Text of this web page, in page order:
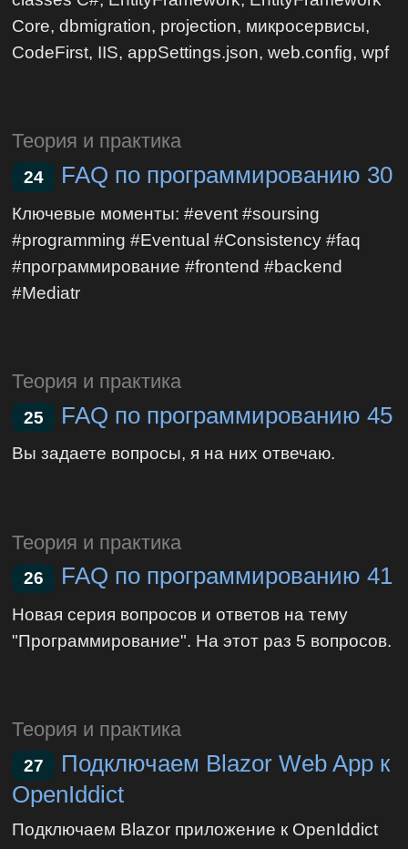
Core, dbmigration, projection, микросервисы,
CodeFirst, IIS, appSettings.json, web.config, wpf
Теория и практика
24 FAQ по программированию 30
Ключевые моменты: #event #soursing
#programming #Eventual #Consistency #faq
#программирование #frontend #backend
#Mediatr
Теория и практика
25 FAQ по программированию 45
Вы задаете вопросы, я на них отвечаю.
Теория и практика
26 FAQ по программированию 41
Новая серия вопросов и ответов на тему
"Программирование". На этот раз 5 вопросов.
Теория и практика
27
Подключаем Blazor Web App к
OpenIddict
Подключаем Blazor приложение к OpenIddict